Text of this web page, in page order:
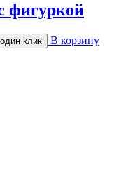
фигуркой
клик В корзину